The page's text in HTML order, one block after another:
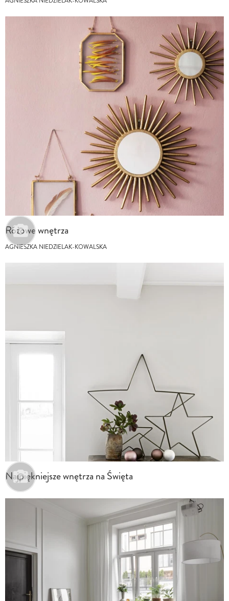
Różowe wnętrza
AGNIESZKA NIEDZIELAK-KOWALSKA
Najpiękniejsze wnętrza na Święta